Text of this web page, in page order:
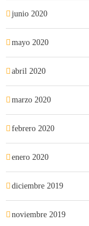
junio 2020
mayo 2020
abril 2020
marzo 2020
febrero 2020
enero 2020
diciembre 2019
noviembre 2019